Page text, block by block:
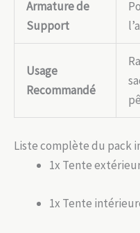
Armature de
Support
Usage
Recommandé
Liste complète du pack
1x Tente
1x Tente